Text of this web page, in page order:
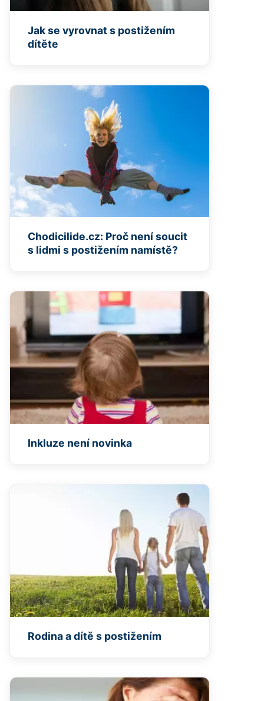
Jak se vyrovnat s postižením
dítěte
Chodicilide.cz: Proč není soucit
s lidmi s postižením namístě?
Inkluze není novinka
Rodina a dítě s postižením